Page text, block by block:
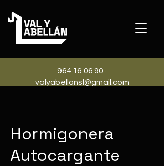
964 16 06 90 ·
valyabellansl@gmail.com
Hormigonera
Autocargante